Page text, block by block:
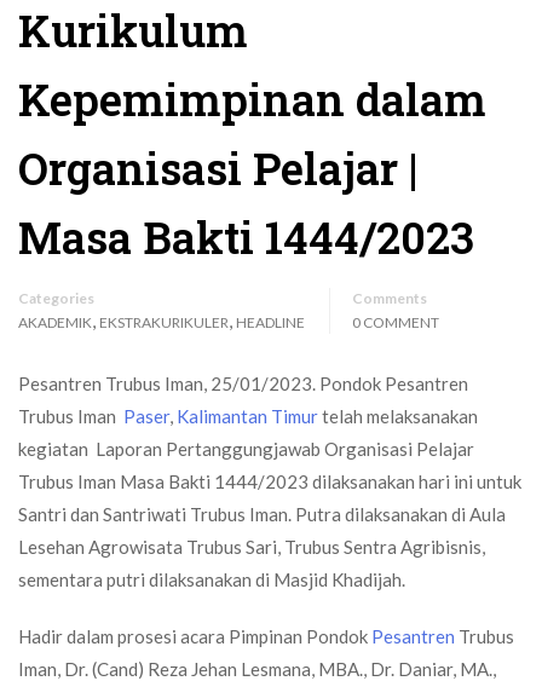
Kurikulum
Kepemimpinan dalam
Organisasi Pelajar |
Masa Bakti 1444/2023
Categories
AKADEMIK, EKSTRAKURIKULER, HEADLINE
Comments
0 COMMENT
Pesantren Trubus Iman, 25/01/2023. Pondok Pesantren
Trubus Iman Paser, Kalimantan Timurtelah melaksanakan
kegiatan Laporan Pertanggungjawab Organisasi Pelajar
Trubus Iman Masa Bakti 1444/2023 dilaksanakan hari ini untuk
Santri dan Santriwati Trubus Iman. Putra dilaksanakan di Aula
Lesehan Agrowisata Trubus Sari, Trubus Sentra Agribisnis,
sementara putri dilaksanakan di Masjid Khadijah.
Hadir dalam prosesi acara Pimpinan Pondok Pesantren Trubus
Iman, Dr. (Cand) Reza Jehan Lesmana, MBA., Dr. Daniar, MA.,